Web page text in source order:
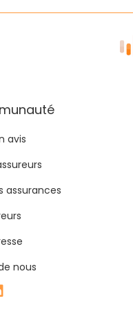
avis
assurances
nous